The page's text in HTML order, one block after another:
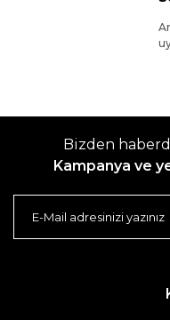
Bizden
Kampanya ve